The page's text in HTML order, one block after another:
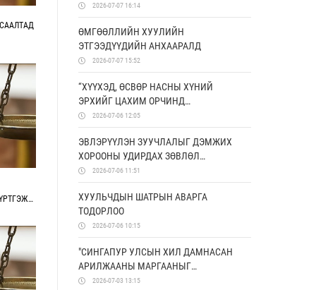
2026-07-07 16:14
ӨМГӨӨЛЛИЙН ХУУЛИЙН
ЭТГЭЭДҮҮДИЙН АНХААРАЛД
2026-07-07 15:52
“ХҮҮХЭД, ӨСВӨР НАСНЫ ХҮНИЙ
ЭРХИЙГ ЦАХИМ ОРЧИНД
ХАМГААЛАХ, УРЬДЧИЛАН
СЭРГИЙЛЭХ БОЛОН ЭРХ ЗҮЙН
МЭДЛЭГИЙГ НЭМЭГДҮҮЛЭХ НЬ”
ТӨСӨЛД ХАМТРАН АЖИЛЛАНА
2026-07-06 12:05
ЭВЛЭРҮҮЛЭН ЗУУЧЛАЛЫГ ДЭМЖИХ
ХОРООНЫ УДИРДАХ ЗӨВЛӨЛ
ХУРАЛДЛАА
2026-07-06 11:51
ХУУЛЬЧДЫН ШАТРЫН АВАРГА
ТОДОРЛОО
2026-07-06 10:15
"СИНГАПУР УЛСЫН ХИЛ ДАМНАСАН
АРИЛЖААНЫ МАРГААНЫГ
ШИЙДВЭРЛЭХ ТОГТОЛЦОО" СЭДЭВТ
2026-07-03 13:15